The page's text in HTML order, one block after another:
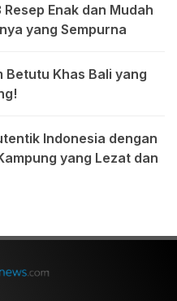
Enak dan Mudah
yang Sempurna
Betutu Khas Bali yang
Indonesia dengan
yang Lezat dan